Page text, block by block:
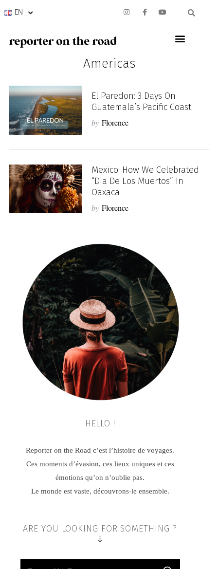
EN
Americas
El Paredon: 3 Days On
Guatemala’s Pacific Coast
by Florence
Mexico: How We Celebrated
“Dia De Los Muertos” In
Oaxaca
by Florence
HELLO !
Reporter on the Road c’est l’histoire de voyages.
Ces moments d’évasion, ces lieux uniques et ces
émotions qu’on n’oublie pas.
Le monde est vaste, découvrons-le ensemble.
ARE YOU LOOKING FOR SOMETHING ?
⇣